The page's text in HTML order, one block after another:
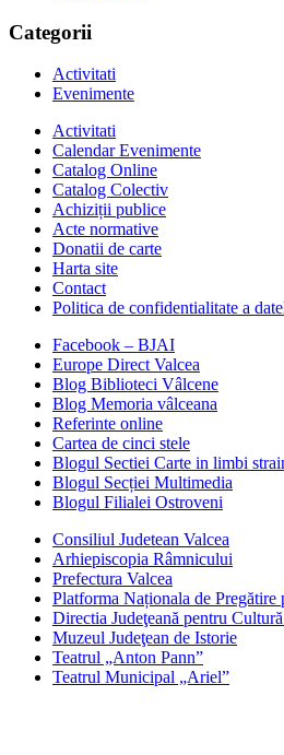
Categorii
Activitati
Evenimente
Activitati
Calendar Evenimente
Catalog Online
Catalog Colectiv
Achiziții publice
Acte normative
Donatii de carte
Harta site
Contact
Politica de confidentialitate a
Facebook – BJAI
Europe Direct Valcea
Blog Biblioteci Vâlcene
Blog Memoria vâlceana
Referinte online
Cartea de cinci stele
Blogul Sectiei Carte in limbi
Blogul Secției Multimedia
Blogul Filialei Ostroveni
Consiliul Judetean Valcea
Arhiepiscopia Râmnicului
Prefectura Valcea
Platforma Naționala de Pregătire
Directia Judeţeană pentru
Muzeul Judeţean de Istorie
Teatrul „Anton Pann”
Teatrul Municipal „Ariel”